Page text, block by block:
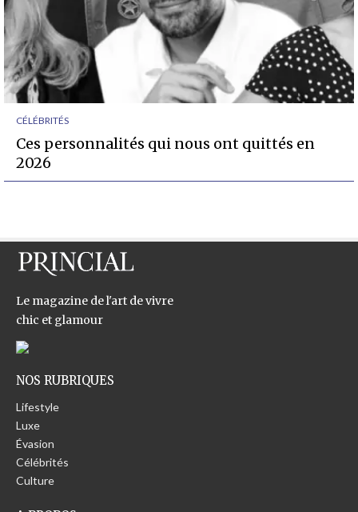
CÉLÉBRITÉS
Ces personnalités qui nous ont quittés en
2026
Le magazine de l'art de vivre
chic et glamour
NOS RUBRIQUES
Lifestyle
Luxe
Évasion
Célébrités
Culture